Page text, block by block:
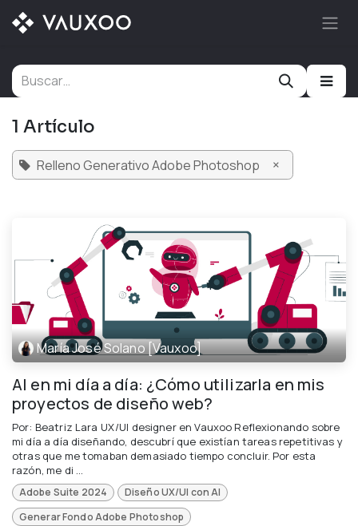
Ir al contenido
1 Artículo
Relleno Generativo Adobe Photoshop ×
María José Solano [Vauxoo]
AI en mi día a día: ¿Cómo utilizarla en mis
proyectos de diseño web?
Por: Beatriz Lara UX/UI designer en Vauxoo Reflexionando sobre
mi día a día diseñando, descubrí que existían tareas repetitivas y
otras que me tomaban demasiado tiempo concluir. Por esta
razón, me di ...
Adobe Suite 2024
Diseño UX/UI con AI
Generar Fondo Adobe Photoshop